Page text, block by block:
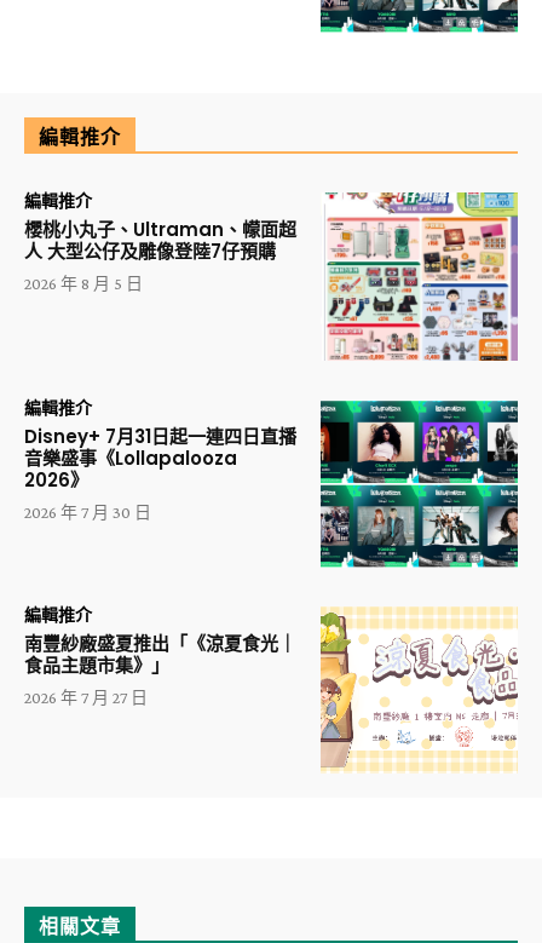
編輯推介
編輯推介
櫻桃小丸子、Ultraman、幪面超
人 大型公仔及雕像登陸7仔預購
2026 年 8 月 5 日
編輯推介
Disney+ 7月31日起一連四日直播
音樂盛事《Lollapalooza
2026》
2026 年 7 月 30 日
編輯推介
南豐紗廠盛夏推出「《涼夏食光｜
食品主題市集》」
2026 年 7 月 27 日
相關文章